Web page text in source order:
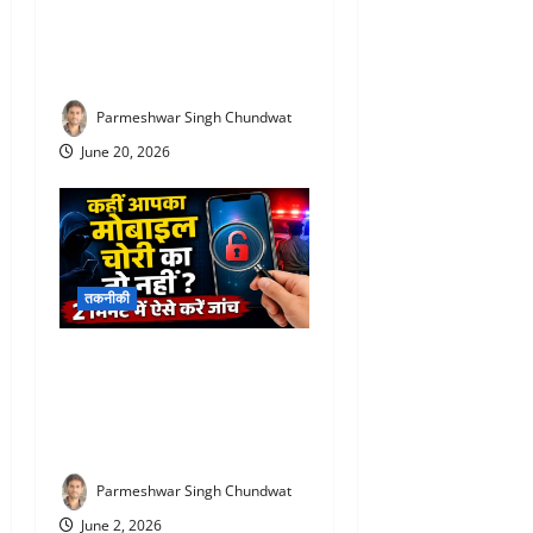
Parmeshwar Singh Chundwat
June 20, 2026
तकनीकी
Parmeshwar Singh Chundwat
June 2, 2026